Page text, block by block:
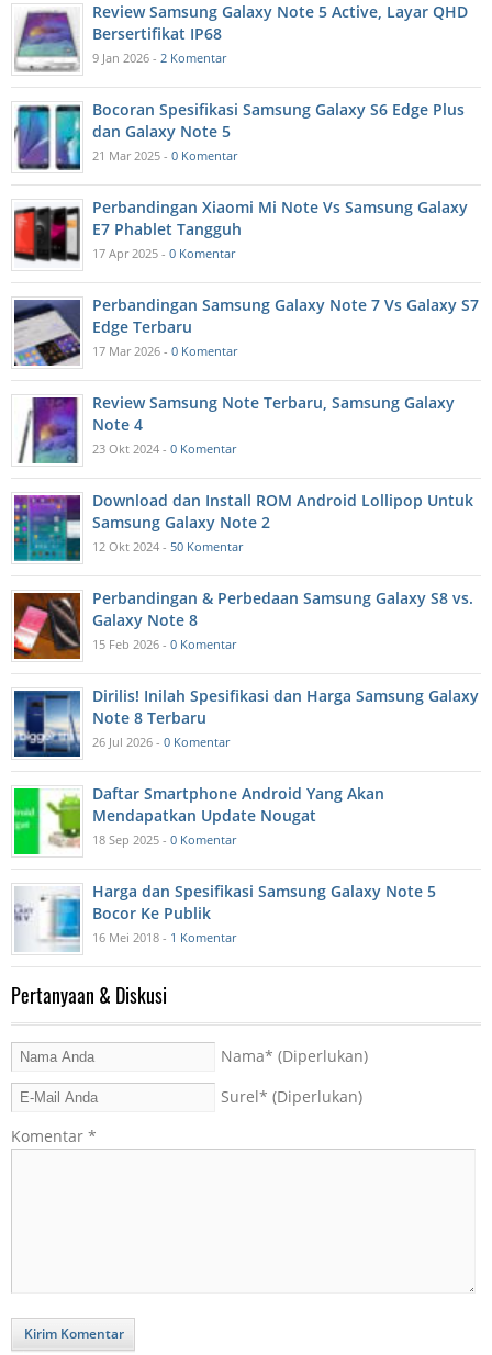
Review Samsung Galaxy Note 5 Active, Layar QHD
Bersertifikat IP68
9 Jan 2026 - 2 Komentar
Bocoran Spesifikasi Samsung Galaxy S6 Edge Plus
dan Galaxy Note 5
21 Mar 2025 - 0 Komentar
Perbandingan Xiaomi Mi Note Vs Samsung Galaxy
E7 Phablet Tangguh
17 Apr 2025 - 0 Komentar
Perbandingan Samsung Galaxy Note 7 Vs Galaxy S7
Edge Terbaru
17 Mar 2026 - 0 Komentar
Review Samsung Note Terbaru, Samsung Galaxy
Note 4
23 Okt 2024 - 0 Komentar
Download dan Install ROM Android Lollipop Untuk
Samsung Galaxy Note 2
12 Okt 2024 - 50 Komentar
Perbandingan & Perbedaan Samsung Galaxy S8 vs.
Galaxy Note 8
15 Feb 2026 - 0 Komentar
Dirilis! Inilah Spesifikasi dan Harga Samsung Galaxy
Note 8 Terbaru
26 Jul 2026 - 0 Komentar
Daftar Smartphone Android Yang Akan
Mendapatkan Update Nougat
18 Sep 2025 - 0 Komentar
Harga dan Spesifikasi Samsung Galaxy Note 5
Bocor Ke Publik
16 Mei 2018 - 1 Komentar
Pertanyaan & Diskusi
Nama* (Diperlukan)
Surel* (Diperlukan)
Komentar *
Kirim Komentar